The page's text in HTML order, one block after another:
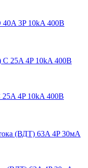
3P 10kA 400В
4P 10kA 400В